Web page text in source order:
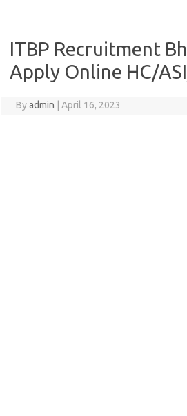
ITBP Recruitment
Apply Online HC/
Byadmin April 16, 2023